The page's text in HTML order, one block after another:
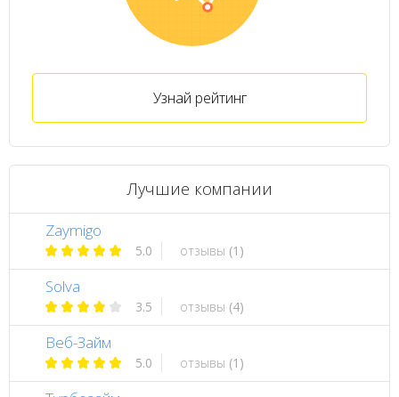
Узнай рейтинг
Лучшие компании
Zaymigo
5.0 отзывы (1)
Solva
3.5 отзывы (4)
Веб-Займ
5.0 отзывы (1)